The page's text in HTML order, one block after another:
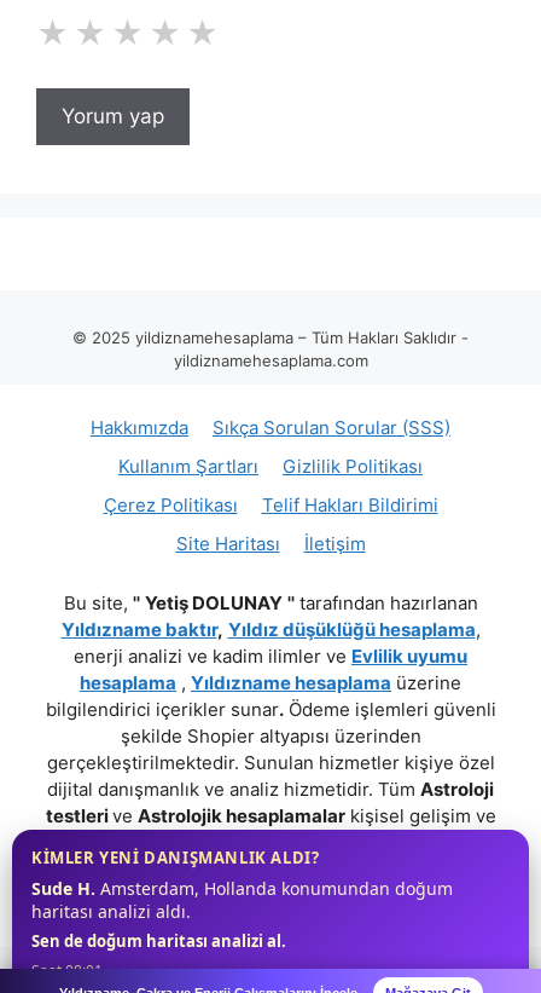
★ ★ ★ ★ ★
© 2025 yildiznamehesaplama – Tüm Hakları Saklıdır -
yildiznamehesaplama.com
Hakkımızda
Sıkça Sorulan Sorular (SSS)
Kullanım Şartları
Gizlilik Politikası
Çerez Politikası
Telif Hakları Bildirimi
Site Haritası
İletişim
Bu site, '' Yetiş DOLUNAY ''tarafından hazırlanan
Yıldızname baktır, Yıldız düşüklüğü hesaplama,
enerji analizi ve kadim ilimler ve Evlilik uyumu
hesaplama , Yıldızname hesaplama üzerine
bilgilendirici içerikler sunar.Ödeme işlemleri güvenli
şekilde Shopier altyapısı üzerinden
gerçekleştirilmektedir. Sunulan hizmetler kişiye özel
dijital danışmanlık ve analiz hizmetidir. Tüm Astroloji
testlerive Astrolojik hesaplamalarkişisel gelişim ve
farkındalık amaçlıdır;
Profesyonel bir tavsiye niteliği taşımaz.
KİMLER YENİ DANIŞMANLIK ALDI?
Sude H. Amsterdam, Hollanda konumundan doğum
haritası analizi aldı.
Sen de doğum haritası analizi al.
Saat 08:01